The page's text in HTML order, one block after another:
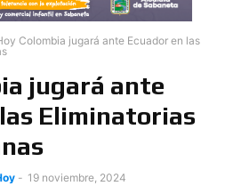
Colombia jugará ante Ecuador en las
jugará ante
Eliminatorias
- 19 noviembre, 2024